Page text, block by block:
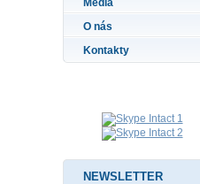
Média
O nás
Kontakty
NEWSLETTER